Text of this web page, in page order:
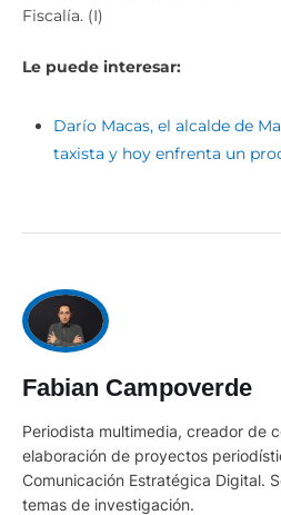
Fiscalía. (I)
Le puede interesar:
Darío Macas, el alcalde de
taxista y hoy enfrenta un
Fabian Campoverde
Periodista multimedia, creador de
elaboración de proyectos
Comunicación Estratégica Digital.
temas de investigación.